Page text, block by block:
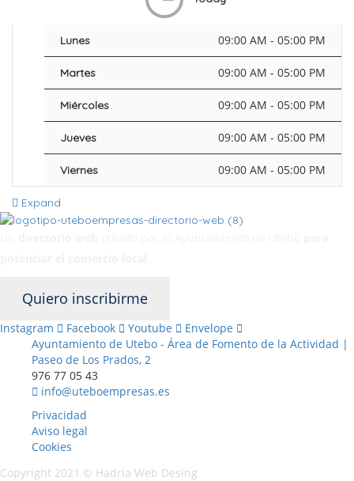
Lunes 09:00 AM - 05:00 PM
Martes 09:00 AM - 05:00 PM
Miércoles 09:00 AM - 05:00 PM
Jueves 09:00 AM - 05:00 PM
Viernes 09:00 AM - 05:00 PM
Expand
Quiero inscribirme
Instagram Facebook Youtube
Envelope
Ayuntamiento de Utebo - Área de Fomento de la Actividad |
Paseo de Los Prados, 2
976 77 05 43
info@uteboempresas.es
Privacidad
Aviso legal
Cookies
Copyright 2021 © Hadria Web Desing